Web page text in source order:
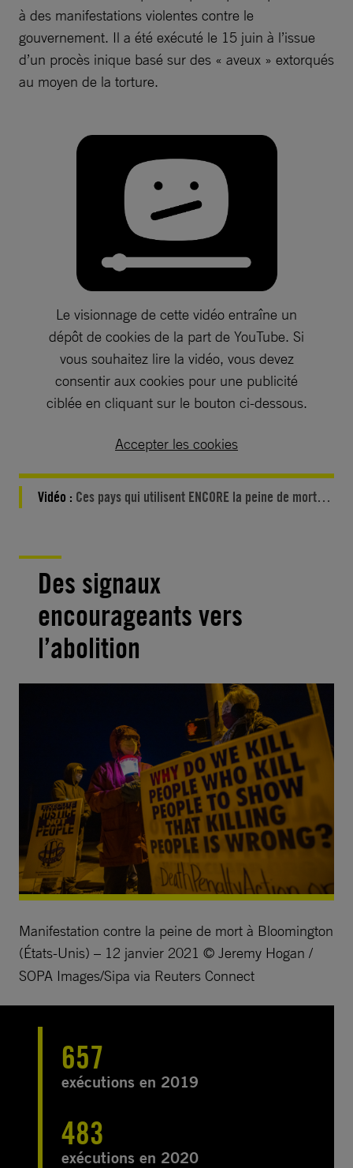
à des manifestations violentes contre le
gouvernement. Il a été exécuté le 15 juin à l’issue
d’un procès inique basé sur des « aveux » extorqués
au moyen de la torture.
Le visionnage de cette vidéo entraîne un
dépôt de cookies de la part de YouTube. Si
vous souhaitez lire la vidéo, vous devez
consentir aux cookies pour une publicité
ciblée en cliquant sur le bouton ci-dessous.
Accepter les cookies
Vidéo : Ces pays qui utilisent ENCORE la peine de mort…
Des signaux
encourageants vers
l’abolition
Manifestation contre la peine de mort à Bloomington
(États-Unis) – 12 janvier 2021 © Jeremy Hogan /
SOPA Images/Sipa via Reuters Connect
657
exécutions en 2019
483
exécutions en 2020